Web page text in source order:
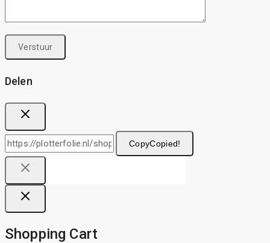
Delen
CopyCopied!
Shopping Cart